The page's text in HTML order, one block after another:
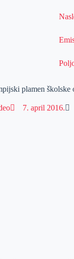
plamen školske
7. april 2016.